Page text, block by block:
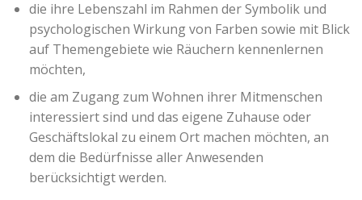
die ihre Lebenszahl im Rahmen der Symbolik und
psychologischen Wirkung von Farben sowie mit Blick
auf Themengebiete wie Räuchern kennenlernen
möchten,
die am Zugang zum Wohnen ihrer Mitmenschen
interessiert sind und das eigene Zuhause oder
Geschäftslokal zu einem Ort machen möchten, an
dem die Bedürfnisse aller Anwesenden
berücksichtigt werden.